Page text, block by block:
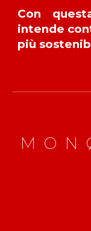
Con
intende
più
M O N